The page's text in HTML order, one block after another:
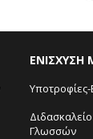
ΕΝΙΣΧΥΣΗ
Γλωσσών